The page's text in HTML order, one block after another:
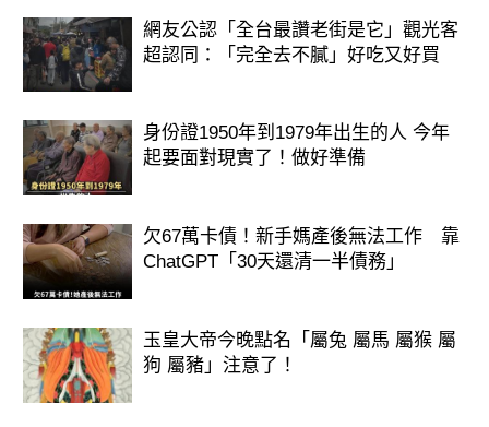
真的別再這樣做了，早點改習慣，才不
會花冤枉錢。
歡迎來下水道觀看更多都市傳說👉
網友公認「全台最讚老街是它」觀光客
超認同：「完全去不膩」好吃又好買
身份證1950年到1979年出生的人 今年
起要面對現實了！做好準備
欠67萬卡債！新手媽產後無法工作 靠
ChatGPT「30天還清一半債務」
玉皇大帝今晚點名「屬兔 屬馬 屬猴 屬
狗 屬豬」注意了！